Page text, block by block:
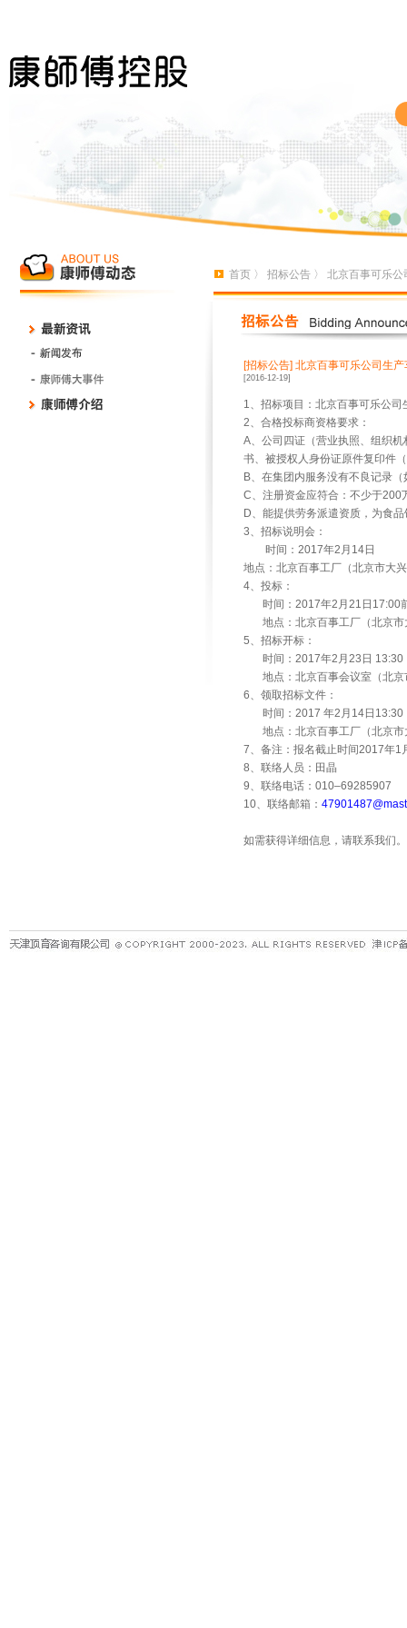
首页 〉 招标公告 〉 北京百事可乐
[招标公告] 北京百事可乐公司生
[2016-12-19]
1、招标项目：北京百事可乐公
2、合格投标商资格要求：
A、公司四证（营业执照、组织
书、被授权人身份证原件复印件
B、在集团内服务没有不良记录
C、注册资金应符合：不少于200
D、能提供劳务派遣资质，为食
3、招标说明会：
时间： 2017年2 月 14日
地点：北京百事工厂（北京市大
4、投标：
时间： 2017年2 月 21 日 17:00
地点：北京百事工厂（北京
5、招标开标：
时间： 2017年2 月 23 日 13:30
地点：北京百事会议室（北
6、领取招标文件：
时间： 2017 年2 月 14日 13:30
地点：北京百事工厂（北京
7、备注：报名截止时间2017年1
8、联络人员：田晶
9、联络电话： 010–69285907
10、联络邮箱：
如需获得详细信息，请联系我们。